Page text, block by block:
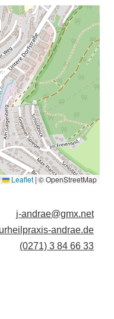
Leaflet |© OpenStreetMap
j-andrae@gmx.net
andrae.de
(0271) 3 84 66 33